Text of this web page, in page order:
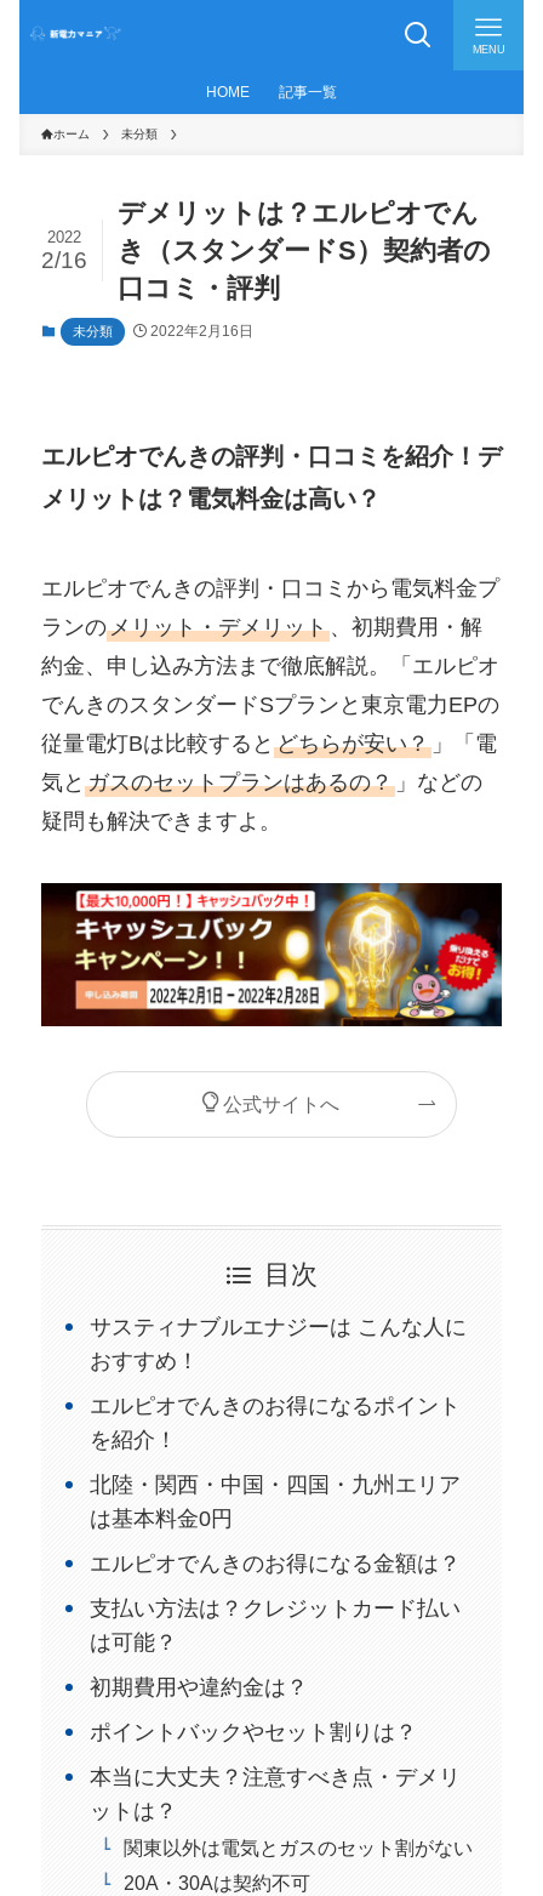
MENU
HOME 記事一覧
ホーム 未分類
デメリットは？エルピオでん
き（スタンダードS）契約者の
口コミ・評判
2022
2/16
未分類 2022年2月16日
エルピオでんきの評判・口コミを紹介！デ
メリットは？電気料金は高い？
エルピオでんきの評判・口コミから電気料金プ
ランのメリット・デメリット、初期費用・解
約金、申し込み方法まで徹底解説。「エルピオ
でんきのスタンダードSプランと東京電力EPの
従量電灯Bは比較すると どちらが安い？」「電
気と ガスのセットプランはあるの？」などの
疑問も解決できますよ。
公式サイトへ
目次
サスティナブルエナジーは こんな人に
おすすめ！
エルピオでんきのお得になるポイント
を紹介！
北陸・関西・中国・四国・九州エリア
は基本料金0円
エルピオでんきのお得になる金額は？
支払い方法は？クレジットカード払い
は可能？
初期費用や違約金は？
ポイントバックやセット割りは？
本当に大丈夫？注意すべき点・デメリ
ットは？
関東以外は電気とガスのセット割がない
20A・30Aは契約不可